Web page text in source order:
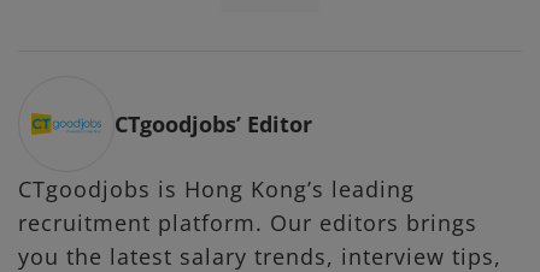
CTgoodjobs’ Editor
CTgoodjobs is Hong Kong’s leading
recruitment platform. Our editors brings
you the latest salary trends, interview tips,